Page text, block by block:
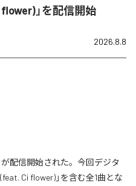
」を配信開始
2026.8.8
が配信開始された。今回デジタ
Ci flower)」を含む全1曲とな